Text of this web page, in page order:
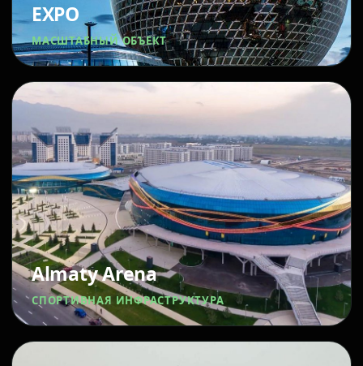
EXPO
МАСШТАБНЫЙ ОБЪЕКТ
Almaty Arena
СПОРТИВНАЯ ИНФРАСТРУКТУРА